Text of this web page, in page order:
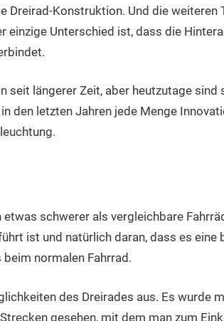
Dreirad-Konstruktion. Und die weiteren
einzige Unterschied ist, dass die
seit längerer Zeit, aber heutzutage sind
den letzten Jahren jede Menge
schwerer als vergleichbare
ist und natürlich daran, dass es eine
normalen Fahrrad.
des Dreirades aus. Es wurde
gesehen, mit dem man zum